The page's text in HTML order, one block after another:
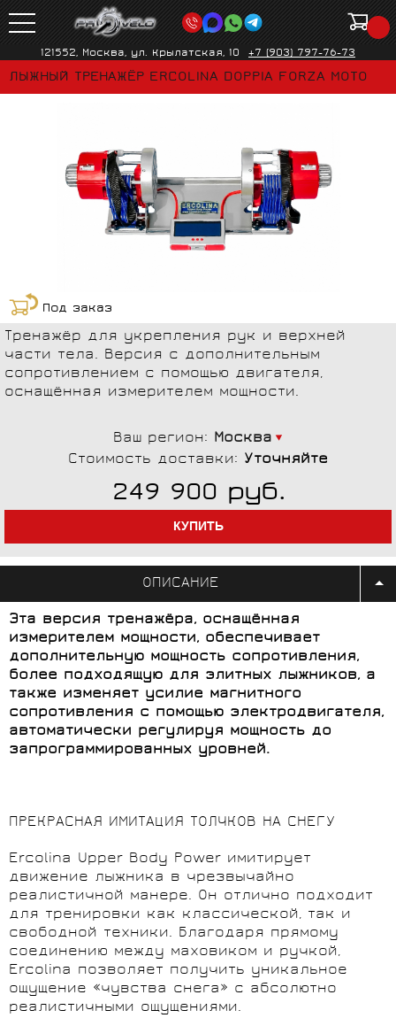
121552, Москва, ул. Крылатская, 10 +7 (903) 797-76-73
ЛЫЖНЫЙ ТРЕНАЖЁР ERCOLINA DOPPIA FORZA MOTO
Под заказ
Тренажёр для укрепления рук и верхней
части тела. Версия с дополнительным
сопротивлением с помощью двигателя,
оснащённая измерителем мощности.
Ваш регион: Москва
Стоимость доставки: Уточняйте
249 900 руб.
ОПИСАНИЕ
Эта версия тренажёра, оснащённая
измерителем мощности, обеспечивает
дополнительную мощность сопротивления,
более подходящую для элитных лыжников, а
также изменяет усилие магнитного
сопротивления с помощью электродвигателя,
автоматически регулируя мощность до
запрограммированных уровней.
ПРЕКРАСНАЯ ИМИТАЦИЯ ТОЛЧКОВ НА СНЕГУ
Ercolina Upper Body Power имитирует
движение лыжника в чрезвычайно
реалистичной манере. Он отлично подходит
для тренировки как классической, так и
свободной техники. Благодаря прямому
соединению между маховиком и ручкой,
Ercolina позволяет получить уникальное
ощущение «чувства снега» с абсолютно
реалистичными ощущениями.